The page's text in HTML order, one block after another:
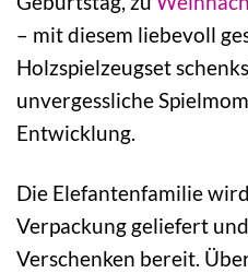
– mit diesem liebevoll
Holzspielzeugset
unvergessliche
Entwicklung.
Die Elefantenfamilie
Verpackung geliefert
Verschenken bereit.